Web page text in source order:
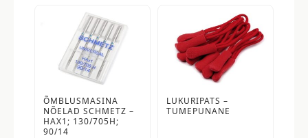
ÕMBLUSMASINA
NÕELAD SCHMETZ –
HAX1; 130/705H;
90/14
LUKURIPATS –
TUMEPUNANE